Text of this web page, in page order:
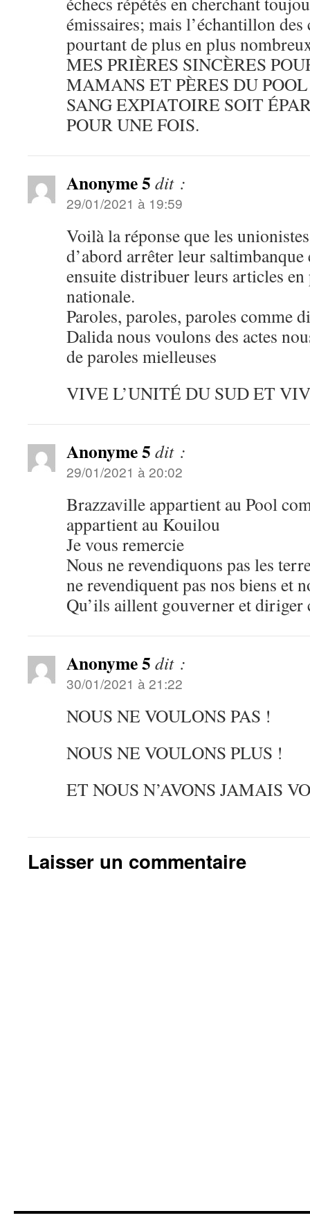
émissaires; mais l’échantillon
pourtant de plus en plus
MES PRIÈRES SINCÈRES
MAMANS ET PÈRES DU
SANG EXPIATOIRE SOIT
POUR UNE FOIS.
Anonyme 5 dit :
29/01/2021 à 19:59
Voilà la réponse que les
d’abord arrêter leur
ensuite distribuer leurs articles en
nationale.
Paroles, paroles, paroles comme
Dalida nous voulons des actes
de paroles mielleuses
VIVE L’UNITÉ DU SUD ET
Anonyme 5 dit :
29/01/2021 à 20:02
Brazzaville appartient au Pool
appartient au Kouilou
Je vous remercie
Nous ne revendiquons pas les
ne revendiquent pas nos biens et
Qu’ils aillent gouverner et diriger
Anonyme 5 dit :
30/01/2021 à 21:22
NOUS NE VOULONS PAS !
NOUS NE VOULONS PLUS !
ET NOUS N’AVONS JAMAIS
Laisser un commentaire